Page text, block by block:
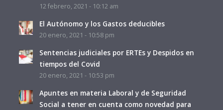
12 febrero, 2021 - 10:12 am
El Autónomo y los Gastos deducibles
20 enero, 2021 - 10:58 pm
Sentencias judiciales por ERTEs y Despidos en
tiempos del Covid
20 enero, 2021 - 10:53 pm
Apuntes en materia Laboral y de Seguridad
Social a tener en cuenta como novedad para